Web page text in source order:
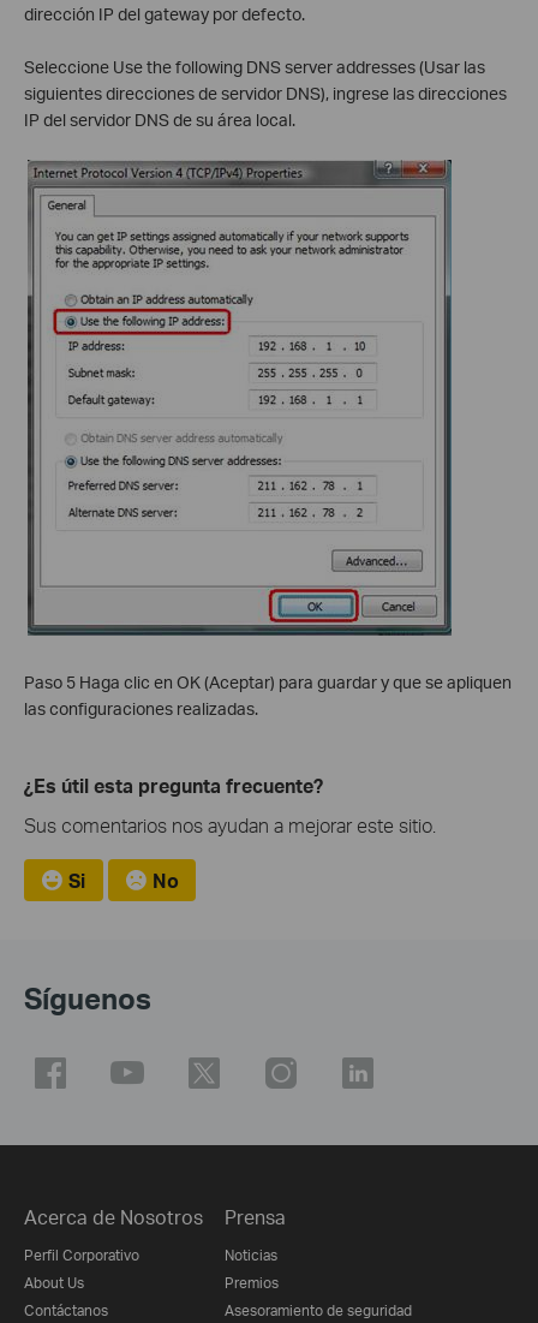
dirección IP del gateway por defecto.
Seleccione Use the following DNS server addresses (Usar las
siguientes direcciones de servidor DNS), ingrese las direcciones
IP del servidor DNS de su área local.
Paso 5 Haga clic en OK (Aceptar) para guardar y que se apliquen
las configuraciones realizadas.
¿Es útil esta pregunta frecuente?
Sus comentarios nos ayudan a mejorar este sitio.
Si No
Síguenos
Acerca de Nosotros
Perfil Corporativo
About Us
Contáctanos
Prensa
Noticias
Premios
Asesoramiento de seguridad